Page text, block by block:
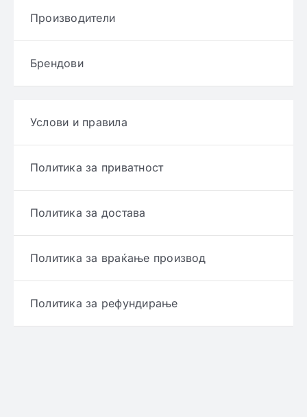
Производители
Брендови
Услови и правила
Политика за приватност
Политика за достава
Политика за враќање производ
Политика за рефундирање